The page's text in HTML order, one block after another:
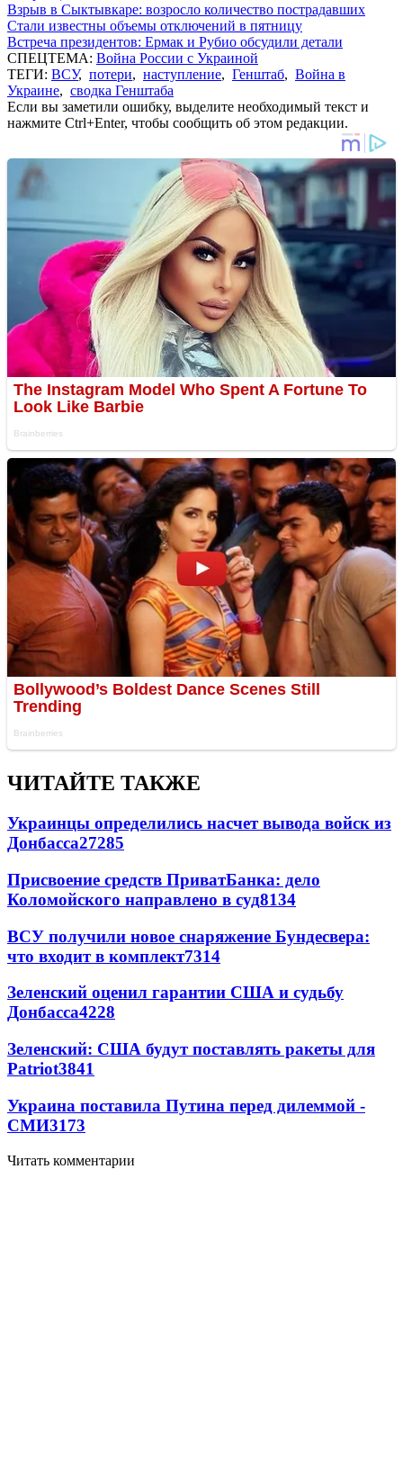
Взрыв в Сыктывкаре: возросло количество пострадавших
Стали известны объемы отключений в пятницу
Встреча президентов: Ермак и Рубио обсудили детали
СПЕЦТЕМА: Война России с Украиной
ТЕГИ: ВСУ, потери, наступление, Генштаб, Война в
Украине, сводка Генштаба
Если вы заметили ошибку, выделите необходимый текст и
нажмите Ctrl+Enter, чтобы сообщить об этом редакции.
ЧИТАЙТЕ ТАКЖЕ
Украинцы определились насчет вывода войск из
Донбасса27285
Присвоение средств ПриватБанка: дело
Коломойского направлено в суд8134
ВСУ получили новое снаряжение Бундесвера:
что входит в комплект7314
Зеленский оценил гарантии США и судьбу
Донбасса4228
Зеленский: США будут поставлять ракеты для
Patriot3841
Украина поставила Путина перед дилеммой -
СМИ3173
Читать комментарии